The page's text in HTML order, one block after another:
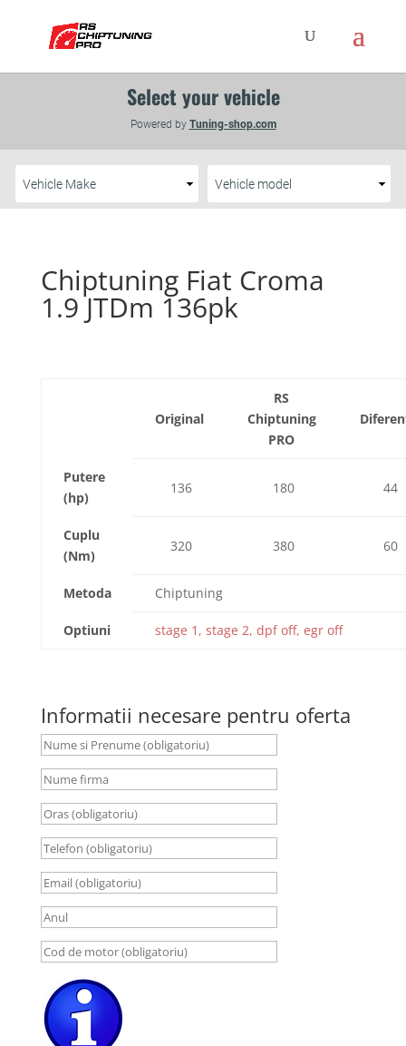
Chiptuning Fiat Croma
1.9 JTDm 136pk
Original
RS
Chiptuning
PRO
Putere
(hp)
136 180 44
Cuplu
(Nm)
320 380 60
Metoda Chiptuning
Optiuni stage 1, stage 2, dpf off, egr off
Informatii necesare pentru oferta